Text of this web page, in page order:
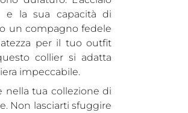
e la sua capacità di
un compagno fedele
per il tuo outfit
collier si adatta
impeccabile.
nella tua collezione di
Non lasciarti sfuggire